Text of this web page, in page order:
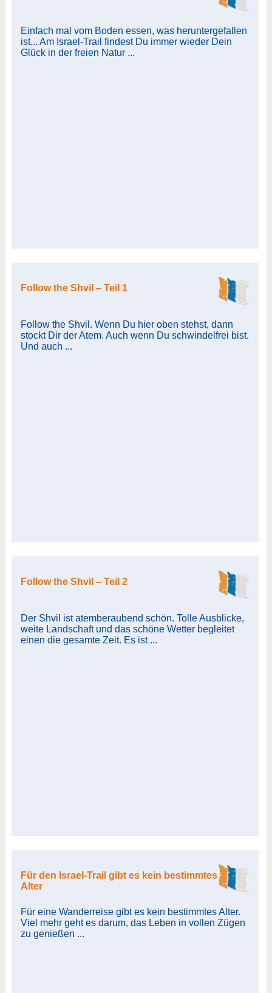
Einfach mal vom Boden essen, was heruntergefallen
ist... Am Israel-Trail findest Du immer wieder Dein
Glück in der freien Natur ...
Follow the Shvil – Teil 1
Follow the Shvil. Wenn Du hier oben stehst, dann
stockt Dir der Atem. Auch wenn Du schwindelfrei bist.
Und auch ...
Follow the Shvil – Teil 2
Der Shvil ist atemberaubend schön. Tolle Ausblicke,
weite Landschaft und das schöne Wetter begleitet
einen die gesamte Zeit. Es ist ...
Für den Israel-Trail gibt es kein bestimmtes
Alter
Für eine Wanderreise gibt es kein bestimmtes Alter.
Viel mehr geht es darum, das Leben in vollen Zügen
zu genießen ...